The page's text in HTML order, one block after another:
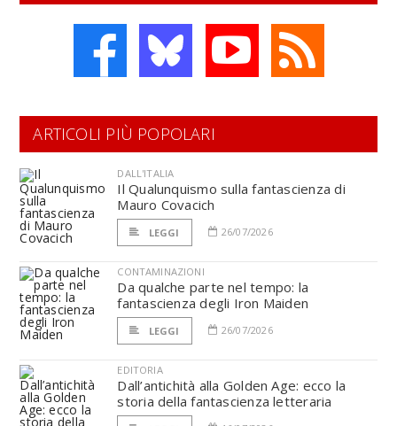
ARTICOLI PIÙ POPOLARI
DALL'ITALIA
Il Qualunquismo sulla fantascienza di
Mauro Covacich
LEGGI 26/07/2026
CONTAMINAZIONI
Da qualche parte nel tempo: la
fantascienza degli Iron Maiden
LEGGI 26/07/2026
EDITORIA
Dall’antichità alla Golden Age: ecco la
storia della fantascienza letteraria